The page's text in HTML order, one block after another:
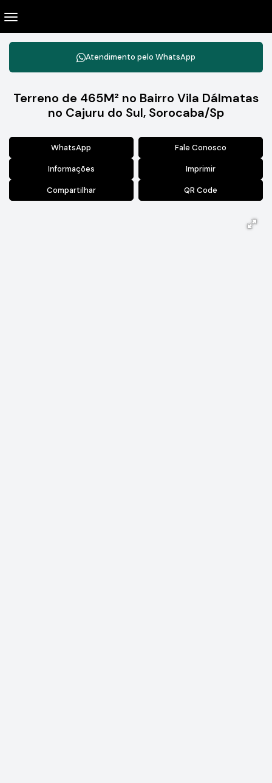
Atendimento pelo WhatsApp
Terreno de 465M² no Bairro Vila Dálmatas
no Cajuru do Sul, Sorocaba/Sp
WhatsApp Fale Conosco
Informações Imprimir
Compartilhar QR Code